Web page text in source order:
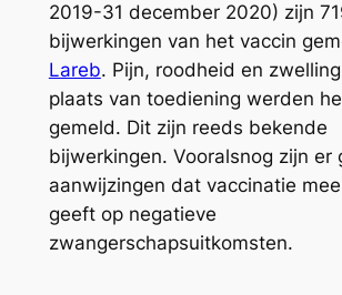
2019-31 december 2020) zijn
bijwerkingen van het vaccin
Lareb. Pijn, roodheid en
plaats van toediening werden
gemeld. Dit zijn reeds bekende
bijwerkingen. Vooralsnog zijn er
aanwijzingen dat vaccinatie
geeft op negatieve
zwangerschapsuitkomsten.